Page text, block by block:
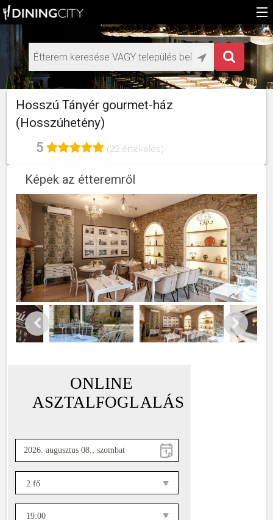
Főoldal
Médiaajánlat éttermeknek
HU
Hosszú Tányér gourmet-ház
(Hosszúhetény)
5 (22 értékelés)
Képek az étteremről